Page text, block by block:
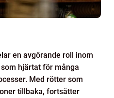
en avgörande roll inom
hjärtat för många
Med rötter som
tillbaka, fortsätter